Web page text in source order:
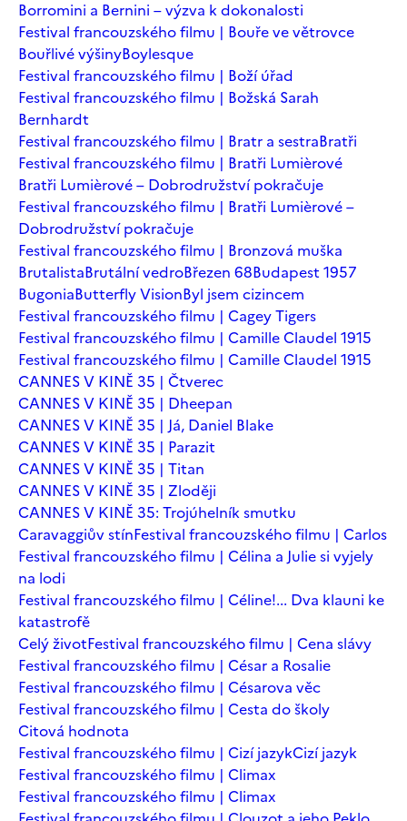
Borromini a Bernini – výzva k dokonalosti
Festival francouzského filmu | Bouře ve větrovce
Bouřlivé výšinyBoylesque
Festival francouzského filmu | Boží úřad
Festival francouzského filmu | Božská Sarah
Bernhardt
Festival francouzského filmu | Bratr a sestraBratři
Festival francouzského filmu | Bratři Lumièrové
Bratři Lumièrové – Dobrodružství pokračuje
Festival francouzského filmu | Bratři Lumièrové –
Dobrodružství pokračuje
Festival francouzského filmu | Bronzová muška
BrutalistaBrutální vedroBřezen 68Budapest 1957
BugoniaButterfly VisionByl jsem cizincem
Festival francouzského filmu | Cagey Tigers
Festival francouzského filmu | Camille Claudel 1915
Festival francouzského filmu | Camille Claudel 1915
CANNES V KINĚ 35 | Čtverec
CANNES V KINĚ 35 | Dheepan
CANNES V KINĚ 35 | Já, Daniel Blake
CANNES V KINĚ 35 | Parazit
CANNES V KINĚ 35 | Titan
CANNES V KINĚ 35 | Zloději
CANNES V KINĚ 35: Trojúhelník smutku
Caravaggiův stínFestival francouzského filmu | Carlos
Festival francouzského filmu | Célina a Julie si vyjely
na lodi
Festival francouzského filmu | Céline!... Dva klauni ke
katastrofě
Celý životFestival francouzského filmu | Cena slávy
Festival francouzského filmu | César a Rosalie
Festival francouzského filmu | Césarova věc
Festival francouzského filmu | Cesta do školy
Citová hodnota
Festival francouzského filmu | Cizí jazykCizí jazyk
Festival francouzského filmu | Climax
Festival francouzského filmu | Climax